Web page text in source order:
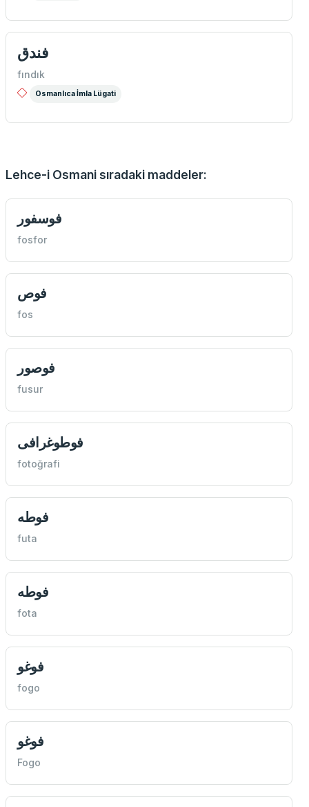
فندق
fındık
Osmanlıca İmla Lügati
Lehce-i Osmani sıradaki maddeler:
فوسفور
fosfor
فوص
fos
فوصور
fusur
فوطوغرافی
fotoğrafi
فوطه
futa
فوطه
fota
فوغو
fogo
فوغو
Fogo